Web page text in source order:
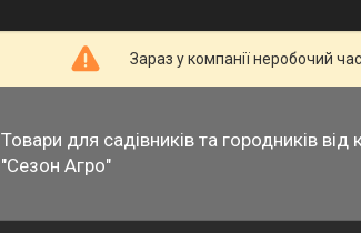
Зараз у компанії неробочий
Товари для садівників та городників від
"Сезон Агро"